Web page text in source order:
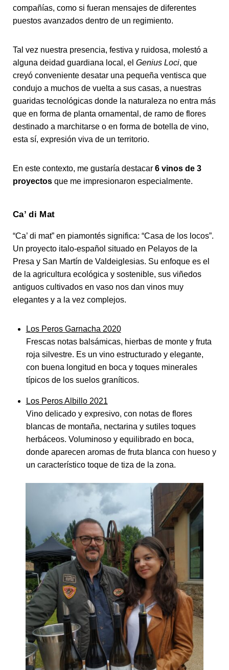
compañías, como si fueran mensajes de diferentes
puestos avanzados dentro de un regimiento.
Tal vez nuestra presencia, festiva y ruidosa, molestó a
alguna deidad guardiana local, el Genius Loci, que
creyó conveniente desatar una pequeña ventisca que
condujo a muchos de vuelta a sus casas, a nuestras
guaridas tecnológicas donde la naturaleza no entra más
que en forma de planta ornamental, de ramo de flores
destinado a marchitarse o en forma de botella de vino,
esta sí, expresión viva de un territorio.
En este contexto, me gustaría destacar 6 vinos de 3
proyectos que me impresionaron especialmente.
Ca’ di Mat
“Ca’ di mat” en piamontés significa: “Casa de los locos”.
Un proyecto italo-español situado en Pelayos de la
Presa y San Martín de Valdeiglesias. Su enfoque es el
de la agricultura ecológica y sostenible, sus viñedos
antiguos cultivados en vaso nos dan vinos muy
elegantes y a la vez complejos.
Los Peros Garnacha 2020
Frescas notas balsámicas, hierbas de monte y fruta
roja silvestre. Es un vino estructurado y elegante,
con buena longitud en boca y toques minerales
típicos de los suelos graníticos.
Los Peros Albillo 2021
Vino delicado y expresivo, con notas de flores
blancas de montaña, nectarina y sutiles toques
herbáceos. Voluminoso y equilibrado en boca,
donde aparecen aromas de fruta blanca con hueso y
un característico toque de tiza de la zona.